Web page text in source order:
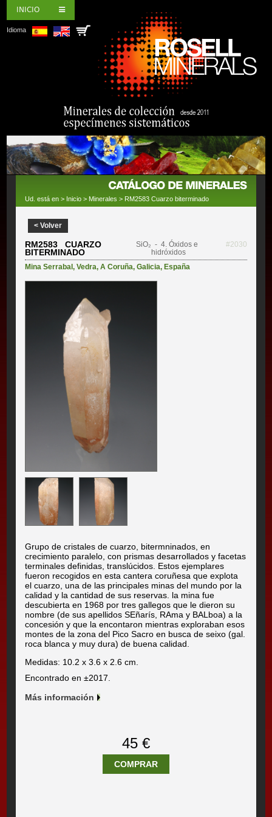
INICIO
Idioma
Ud. está en > Inicio > Minerales > RM2583 Cuarzo biterminado
< Volver
RM2583 CUARZO
BITERMINADO
SiO₂ - 4. Óxidos e
hidróxidos
#2030
Mina Serrabal,Vedra,A Coruña,Galicia,España
Grupo de cristales de cuarzo, bitermninados, en
crecimiento paralelo, con prismas desarrollados y facetas
terminales definidas, translúcidos. Estos ejemplares
fueron recogidos en esta cantera coruñesa que explota
el cuarzo, una de las principales minas del mundo por la
calidad y la cantidad de sus reservas. la mina fue
descubierta en 1968 por tres gallegos que le dieron su
nombre (de sus apellidos SEñarís, RAma y BALboa) a la
concesión y que la encontaron mientras exploraban esos
montes de la zona del Pico Sacro en busca de seixo (gal.
roca blanca y muy dura) de buena calidad.
Medidas: 10.2 x 3.6 x 2.6 cm.
Encontrado en ±2017.
Más información
45 €
COMPRAR